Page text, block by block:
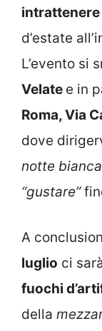
d’estate
L’evento si
Velate e in
Roma, Via
dove
notte
“gustare”
A
luglio ci
fuochi
della